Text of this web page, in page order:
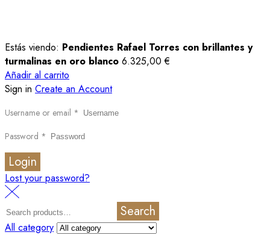
Estás viendo: Pendientes Rafael Torres con brillantes y
turmalinas en oro blanco 6.325,00€
Añadir al carrito
Sign in Create an Account
Username or email *
Password *
Login
Lost your password?
Search
All category